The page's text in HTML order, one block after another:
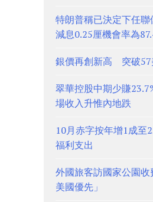
特朗普稱已決定下任
減息0.25厘機會率為
銀價再創新高 突破57
翠華控股中期少賺
場收入升惟內地跌
10月赤字按年增1成至
福利支出
外國旅客訪國家公園
美國優先」